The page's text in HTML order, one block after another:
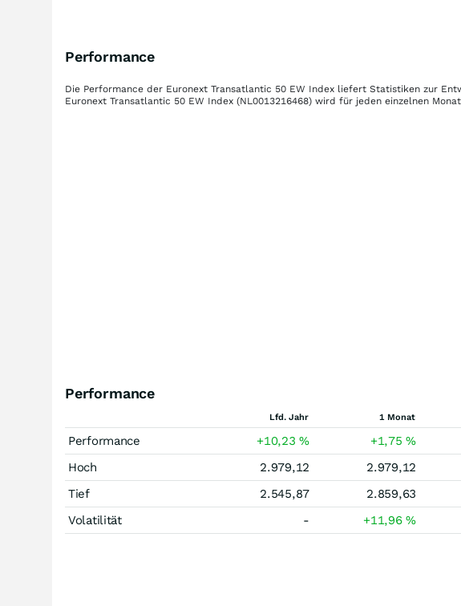
Performance
Die Performance der Euronext Transatlantic 50 EW Index liefert Statistiken zur
Euronext Transatlantic 50 EW Index (NL0013216468) wird für jeden einzelnen
Performance
Lfd. Jahr 1 Monat
Performance +10,23% +1,75%
Hoch
2.979,12 2.979,12
Tief
2.545,87 2.859,63
Volatilität
- +11,96%